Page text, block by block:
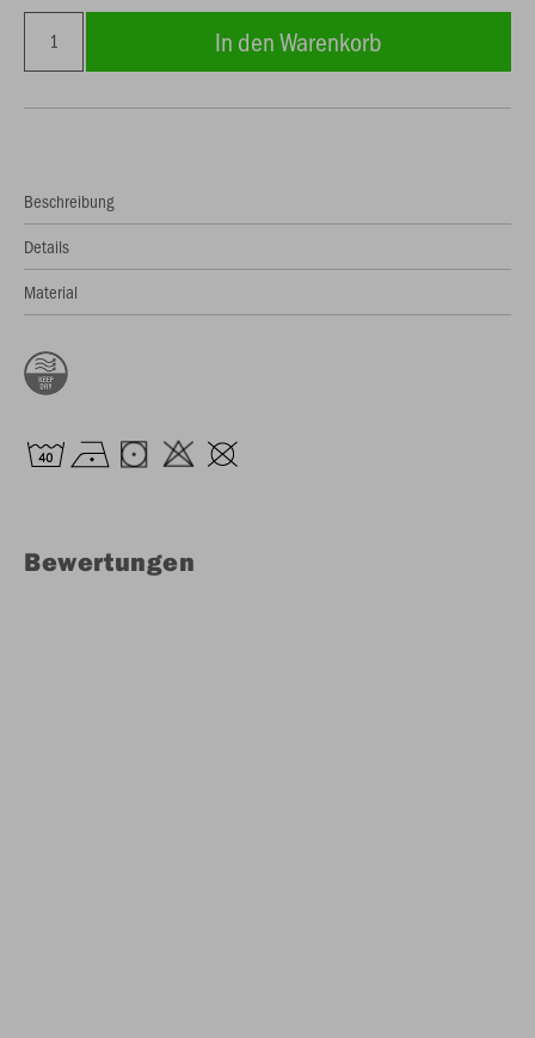
In den Warenkorb
Beschreibung
Details
Material
Bewertungen